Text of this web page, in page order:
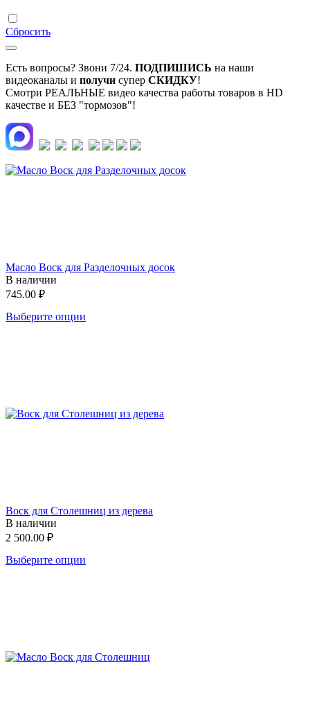
Сбросить
Есть вопросы? Звони 7/24. ПОДПИШИСЬ на наши
видеоканалы и получи супер СКИДКУ!
Смотри РЕАЛЬНЫЕ видео качества работы товаров в HD
качестве и БЕЗ "тормозов"!
Масло Воск для Разделочных досок
В наличии
745.00 ₽
Выберите опции
Воск для Столешниц из дерева
В наличии
2 500.00 ₽
Выберите опции